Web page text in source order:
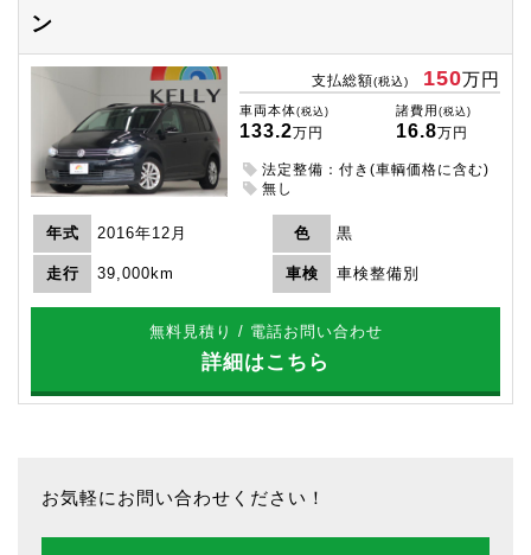
ン
支払総額(税込) 150万円
車両本体(税込)
133.2万円
諸費用(税込)
16.8万円
法定整備：付き(車輌価格に含む)
無し
年式 2016年12月 色 黒
走行 39,000km 車検 車検整備別
無料見積り / 電話お問い合わせ
詳細はこちら
お気軽にお問い合わせください！